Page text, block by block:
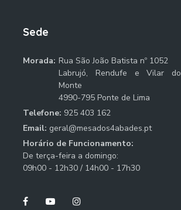
Sede
Morada: Rua São João Batista nº 1052
Labrujó, Rendufe e Vilar do
Monte
4990-795 Ponte de Lima
Telefone: 925 403 162
Email: geral@mesados4abades.pt
Horário de Funcionamento:
De terça-feira a domingo:
09h00 - 12h30 / 14h00 - 17h30